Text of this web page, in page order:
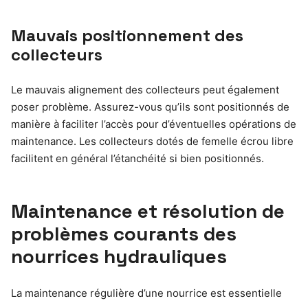
Mauvais positionnement des
collecteurs
Le mauvais alignement des collecteurs peut également
poser problème. Assurez-vous qu’ils sont positionnés de
manière à faciliter l’accès pour d’éventuelles opérations de
maintenance. Les collecteurs dotés de femelle écrou libre
facilitent en général l’étanchéité si bien positionnés.
Maintenance et résolution de
problèmes courants des
nourrices hydrauliques
La maintenance régulière d’une nourrice est essentielle